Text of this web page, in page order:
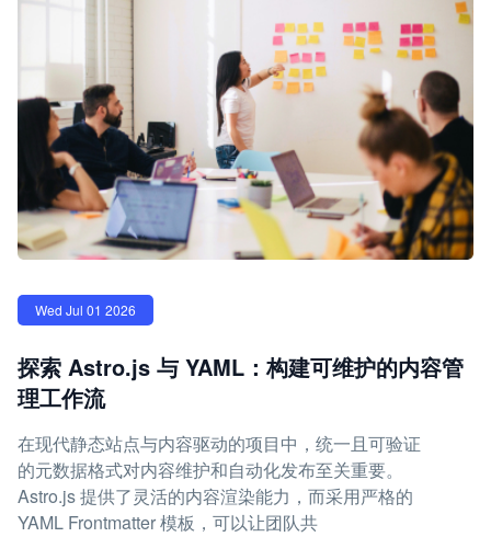
Wed Jul 01 2026
探索 Astro.js 与 YAML：构建可维护的内容管
理工作流
在现代静态站点与内容驱动的项目中，统一且可验证
的元数据格式对内容维护和自动化发布至关重要。
Astro.js 提供了灵活的内容渲染能力，而采用严格的
YAML Frontmatter 模板，可以让团队共